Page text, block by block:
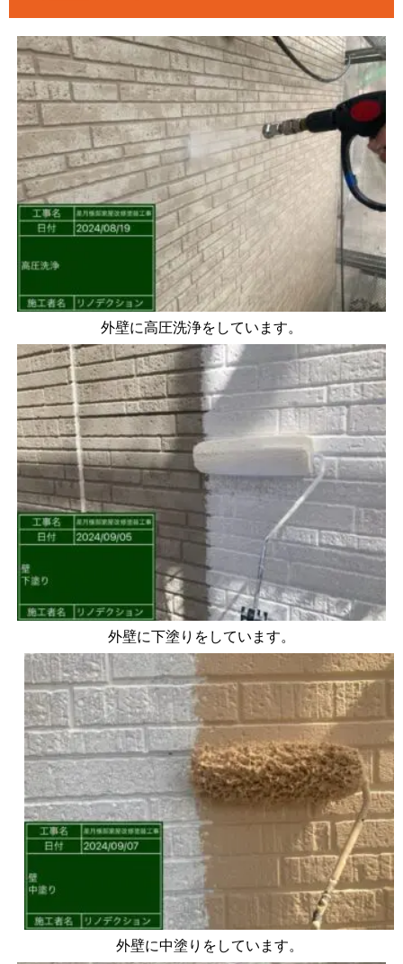
外壁に高圧洗浄をしています。
外壁に下塗りをしています。
外壁に中塗りをしています。